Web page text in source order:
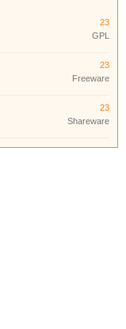
23
GPL
23
Freeware
23
Shareware